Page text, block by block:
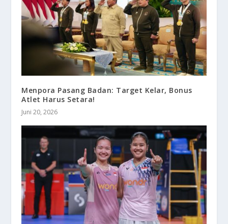
Menpora Pasang Badan: Target Kelar, Bonus
Atlet Harus Setara!
Juni 20, 2026